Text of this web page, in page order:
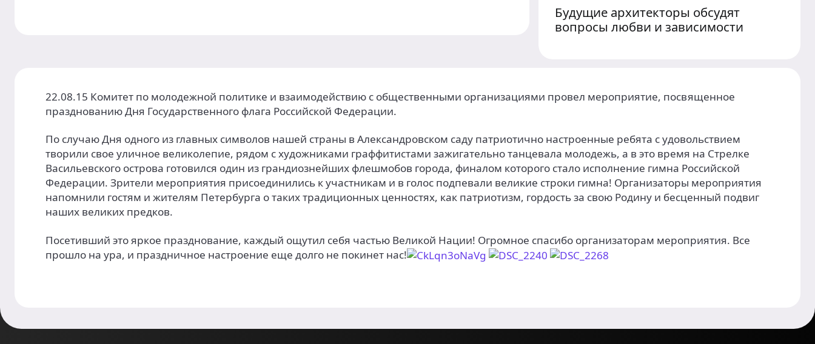
Будущие архитекторы обсудят
вопросы любви и зависимости
22.08.15 Комитет по молодежной политике и взаимодействию с общественными организациями провел мероприятие, посвященное
празднованию Дня Государственного флага Российской Федерации.
По случаю Дня одного из главных символов нашей страны в Александровском саду патриотично настроенные ребята с удовольствием
творили свое уличное великолепие, рядом с художниками граффитистами зажигательно танцевала молодежь, а в это время на Стрелке
Васильевского острова готовился один из грандиознейших флешмобов города, финалом которого стало исполнение гимна Российской
Федерации. Зрители мероприятия присоединились к участникам и в голос подпевали великие строки гимна! Организаторы мероприятия
напомнили гостям и жителям Петербурга о таких традиционных ценностях, как патриотизм, гордость за свою Родину и бесценный подвиг
наших великих предков.
Посетивший это яркое празднование, каждый ощутил себя частью Великой Нации! Огромное спасибо организаторам мероприятия. Все
прошло на ура, и праздничное настроение еще долго не покинет нас!